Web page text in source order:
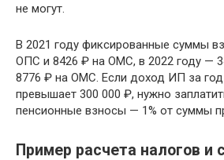
не могут.
В 2021 году фиксированные суммы
ОПС и 8426 ₽ на ОМС, в 2022 году —
8776 ₽ на ОМС. Если доход ИП за
превышает 300 000 ₽, нужно
пенсионные взносы — 1% от суммы
Пример расчета налогов и